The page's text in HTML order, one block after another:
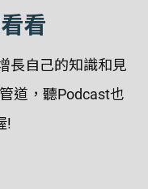
看
長自己的知識和見
道，聽Podcast也
!